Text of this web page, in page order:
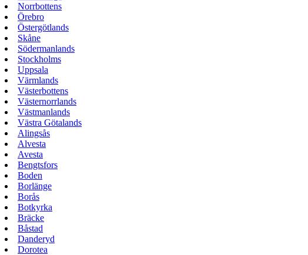
Norrbottens
Örebro
Östergötlands
Skåne
Södermanlands
Stockholms
Uppsala
Värmlands
Västerbottens
Västernorrlands
Västmanlands
Västra Götalands
Alingsås
Alvesta
Avesta
Bengtsfors
Boden
Borlänge
Borås
Botkyrka
Bräcke
Båstad
Danderyd
Dorotea